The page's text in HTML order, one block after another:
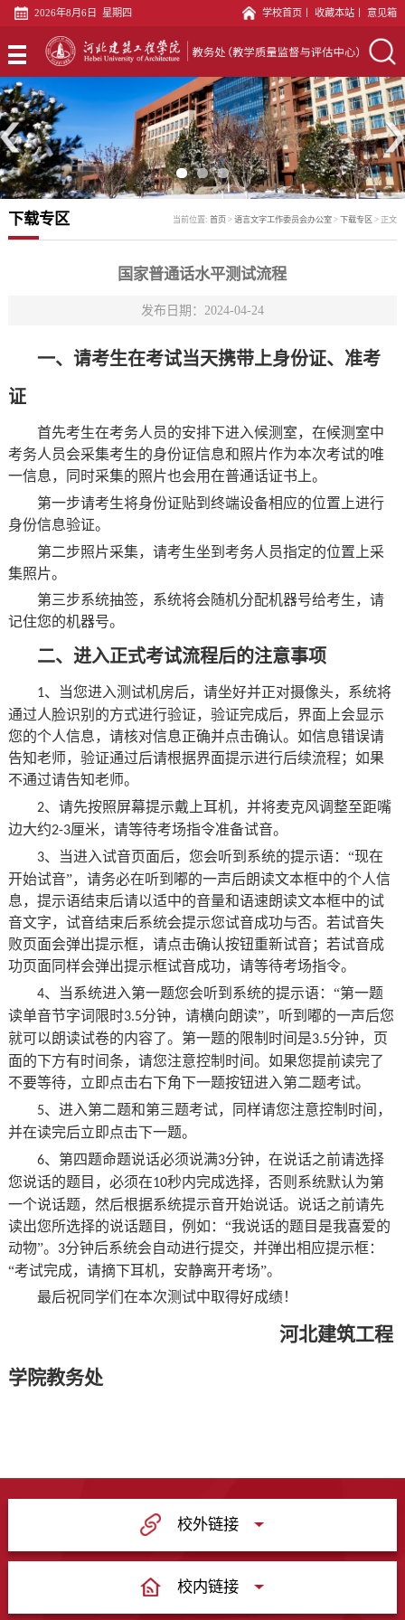
页
专
业
建
设
教
务
科
教
材
实
中
量
理
科
言
字
工
办
公
党
工
作
2026年8月6日 星期四 学校首页 收藏本站 意见箱
下载专区 当前位置:首页 >语言文字工作委员会办公室 >下载专区 > 正文
国家普通话水平测试流程
发布日期：2024-04-24
一、 请考生在考试当天携带上身份证、 准考
证
首先考生在考务人员的安排下进入候测室， 在候测 室中
考务人员会采集考生的身份证信息和照片作为本次考试的唯
一信息， 同时采集的照片也会用在普通话证书上。
第一步请考生将身份证贴到终端设备相应的位置上进行
身份信息验证。
第二步照片采集， 请考生坐到 考务人员指定的位置上采
集照片。
第三步系统抽签， 系统将会随机分配机器号给考生， 请
记住您的机器号。
二、 进入正式考试流程后的注意事项
1、 当您进入测试机房后， 请坐好并正对摄像头， 系统将
通过人脸识别的方式进行验证， 验证完成后， 界面上会显示
您的个人信息， 请核对信息正确并点击确认。 如信息错误请
告知老师， 验证通过后请根据界面提示进行后续流程 ； 如果
不通过请告知老师。
2、 请先按照屏幕提示戴上耳机， 并将麦克风调整至距嘴
边大约2-3厘米， 请等待考场指令准备试音。
3、 当进入试音页面后， 您会听到系统的提示语： “现在
开始试音”， 请务必在听到嘟的一声后朗读文本框中的个人信
息， 提示语结束后请以适中的音量和语速朗读文本框中的试
音文字， 试音结束后系统会提示您试音成功与否。 若试音失
败页面会弹出提示框， 请点击确认按钮重新试音； 若试音成
功页面同样会弹出提示框试音成功， 请等待考场指令。
4、 当系统进入第一题您会听到系统的提示语： “第一题
读单音节字词限时3.5分钟， 请横向朗读”，
听到嘟的一声后您
就可以朗读试卷的内容了。 第一题的限制时间是3.5分钟，
页
面的下方有时间条， 请您注意控制时间。 如果您提前读完了
不要等待， 立即点击右下角下一题按钮进入第二题考试。
5、进入第二题和第三题考试， 同样请您注意控制时间 ，
并在读完后立即点击下一题。
6、 第四题命题说话必须说满3分钟， 在说话之前请选择
您说话的题目 ， 必须在10秒内完成选择， 否则系统默认为第
一个说话题， 然后根据系统提示音开始说话。 说话之前请先
读出您所选择的说话题目 ， 例如 ： “我说话的题目是我喜爱的
动物”。 3分钟后系统会自动进行提交， 并弹出相应提示框 ：
“考试完成， 请摘下耳机， 安静离开考场”。
最后祝 同学们 在本次测试中取得好成绩！
河北建筑工程
学院教务处
校外链接
校内链接